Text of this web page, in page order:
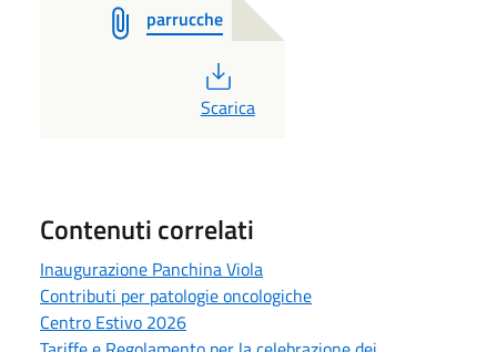
parrucche
PDF
Scarica
Contenuti correlati
Inaugurazione Panchina Viola
Contributi per patologie oncologiche
Centro Estivo 2026